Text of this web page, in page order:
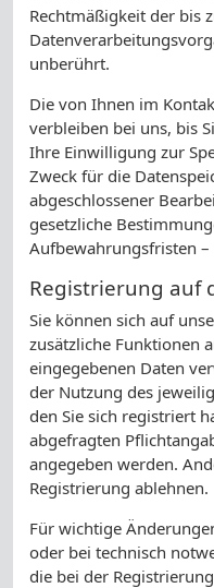
Rechtmäßigkeit der bis
unberührt.
Die von Ihnen im
verbleiben bei uns, bis
Ihre Einwilligung zur
Zweck für die
abgeschlossener
gesetzliche
Aufbewahrungsfristen
Registrierung auf
Sie können sich auf
zusätzliche Funktionen
eingegebenen Daten
der Nutzung des
den Sie sich registriert
abgefragten
angegeben werden.
Registrierung ablehnen.
Für wichtige
oder bei technisch
die bei der